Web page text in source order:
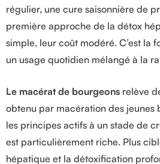
régulier, une cure saisonnière de
première approche de la détox
simple, leur coût modéré. C’est la
un usage quotidien mélangé à la
Le macérat de bourgeons relève
obtenu par macération des jeunes
les principes actifs à un stade de
est particulièrement riche. Plus
hépatique et la détoxification